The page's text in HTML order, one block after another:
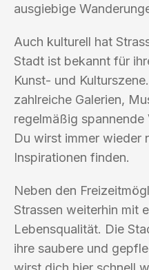
ausgiebige
Auch kulturell hat
Stadt ist bekannt für
Kunst- und
zahlreiche Galerien,
regelmäßig spannende
Du wirst immer wieder
Inspirationen finden.
Neben den
Strassen weiterhin mit
Lebensqualität. Die
ihre saubere und